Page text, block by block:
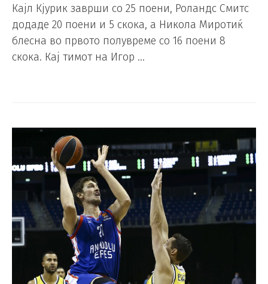
Кајл Кјурик заврши со 25 поени, Роландс Смитс
додаде 20 поени и 5 скока, а Никола Миротиќ
блесна во првото полувреме со 16 поени 8
скока. Кај тимот на Игор …